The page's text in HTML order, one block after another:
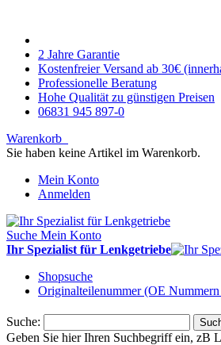
2 Jahre Garantie
Kostenfreier Versand ab 30€
Professionelle Beratung
Hohe Qualität zu günstigen Preisen
06831 945 897-0
Warenkorb
Sie haben keine Artikel im Warenkorb.
Mein Konto
Anmelden
Suche Mein Konto
Ihr Spezialist für Lenkgetriebe
Shopsuche
Originalteilenummer (OE Nummern
Suche:
Geben Sie hier Ihren Suchbegriff ein, zB